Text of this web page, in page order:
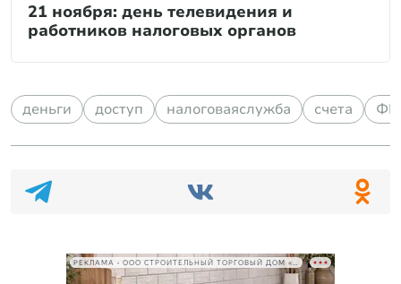
21 ноября: день телевидения и
работников налоговых органов
деньги доступ налоговаяслужба счета
РЕКЛАМА • ООО СТРОИТЕЛЬНЫЙ ТОРГОВЫЙ ДОМ «ПЕТРОВИЧ», ИНН 7802348846